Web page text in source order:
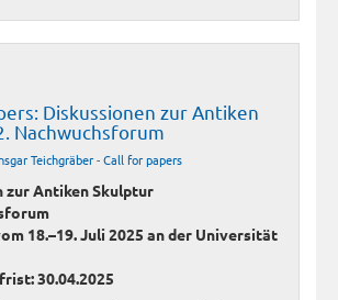
Diskussionen zur Antiken
Nachwuchsforum
Teichgräber-Call for papers
zur Antiken Skulptur
18.–19. Juli 2025 an der Universität
30.04.2025